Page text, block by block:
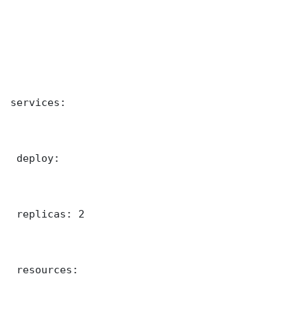
services:
deploy:
replicas: 2
resources: